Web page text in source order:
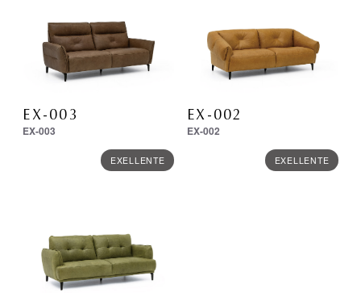
EX-003
EX-003
EXELLENTE
EX-002
EX-002
EXELLENTE